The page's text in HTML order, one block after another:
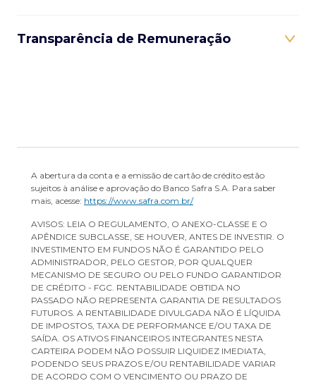
Transparência de Remuneração
A abertura da conta e a emissão de cartão de crédito estão
sujeitos à análise e aprovação do Banco Safra S.A. Para saber
mais, acesse: https://www.safra.com.br/
AVISOS: LEIA O REGULAMENTO, O ANEXO-CLASSE E O
APÊNDICE SUBCLASSE, SE HOUVER, ANTES DE INVESTIR. O
INVESTIMENTO EM FUNDOS NÃO É GARANTIDO PELO
ADMINISTRADOR, PELO GESTOR, POR QUALQUER
MECANISMO DE SEGURO OU PELO FUNDO GARANTIDOR
DE CRÉDITO - FGC. RENTABILIDADE OBTIDA NO
PASSADO NÃO REPRESENTA GARANTIA DE RESULTADOS
FUTUROS. A RENTABILIDADE DIVULGADA NÃO É LÍQUIDA
DE IMPOSTOS, TAXA DE PERFORMANCE E/OU TAXA DE
SAÍDA. OS ATIVOS FINANCEIROS INTEGRANTES NESTA
CARTEIRA PODEM NÃO POSSUIR LIQUIDEZ IMEDIATA,
PODENDO SEUS PRAZOS E/OU RENTABILIDADE VARIAR
DE ACORDO COM O VENCIMENTO OU PRAZO DE